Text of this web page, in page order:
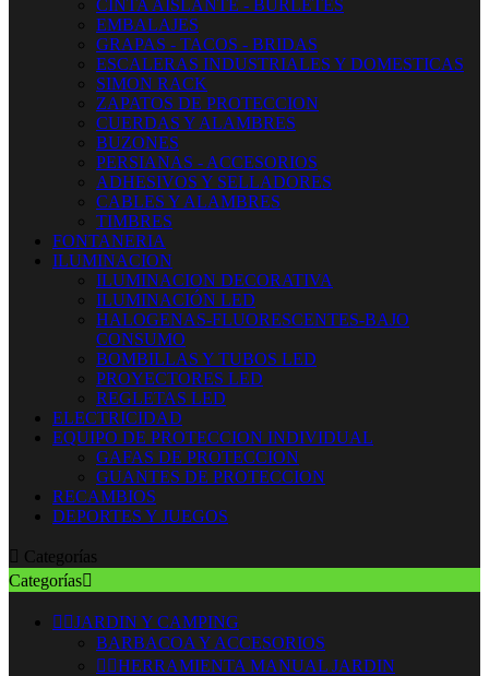
CINTA AISLANTE - BURLETES
EMBALAJES
GRAPAS - TACOS - BRIDAS
ESCALERAS INDUSTRIALES Y DOMESTICAS
SIMON RACK
ZAPATOS DE PROTECCION
CUERDAS Y ALAMBRES
BUZONES
PERSIANAS - ACCESORIOS
ADHESIVOS Y SELLADORES
CABLES Y ALAMBRES
TIMBRES
FONTANERIA
ILUMINACION
ILUMINACION DECORATIVA
ILUMINACIÓN LED
HALOGENAS-FLUORESCENTES-BAJO
CONSUMO
BOMBILLAS Y TUBOS LED
PROYECTORES LED
REGLETAS LED
ELECTRICIDAD
EQUIPO DE PROTECCION INDIVIDUAL
GAFAS DE PROTECCION
GUANTES DE PROTECCION
RECAMBIOS
DEPORTES Y JUEGOS
 Categorías
Categorías
 JARDIN Y CAMPING
BARBACOA Y ACCESORIOS
 HERRAMIENTA MANUAL JARDIN